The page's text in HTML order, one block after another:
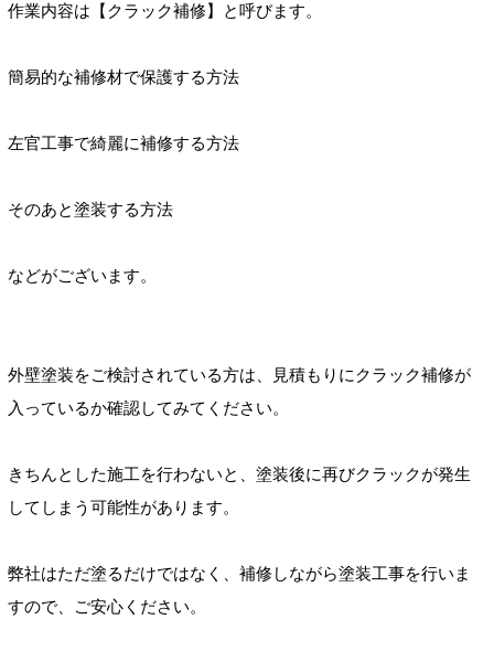
作業内容は【クラック補修】と呼びます。
簡易的な補修材で保護する方法
左官工事で綺麗に補修する方法
そのあと塗装する方法
などがございます。
外壁塗装をご検討されている方は、見積もりにクラック補修が
入っているか確認してみてください。
きちんとした施工を行わないと、塗装後に再びクラックが発生
してしまう可能性があります。
弊社はただ塗るだけではなく、補修しながら塗装工事を行いま
すので、ご安心ください。